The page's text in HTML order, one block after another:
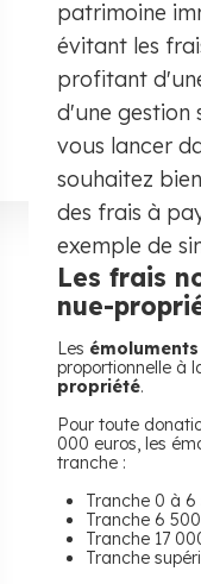
patrimoine
évitant les
profitant
d'une gestion
vous lancer
souhaitez
des frais à
exemple de
Les frais
nue-
Les
proportionnelle à
propriété.
Pour toute
000 euros, les
tranche :
Tranche 0 à 6
Tranche 6
Tranche 17
Tranche